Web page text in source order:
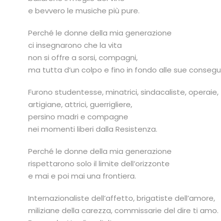
e bevvero le musiche più pure.
Perché le donne della mia generazione
ci insegnarono che la vita
non si offre a sorsi, compagni,
ma tutta d’un colpo e fino in fondo alle sue
Furono studentesse, minatrici, sindacaliste, operaie,
artigiane, attrici, guerrigliere,
persino madri e compagne
nei momenti liberi dalla Resistenza.
Perché le donne della mia generazione
rispettarono solo il limite dell’orizzonte
e mai e poi mai una frontiera.
Internazionaliste dell’affetto, brigatiste dell’amore,
miliziane della carezza, commissarie del dire ti amo.